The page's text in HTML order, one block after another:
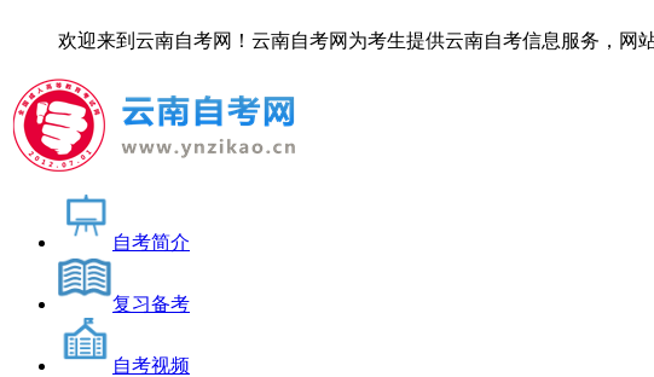
欢迎来到云南自考网！云南自考网为考生提供云南自考信息服务，网
自考简介
复习备考
自考视频